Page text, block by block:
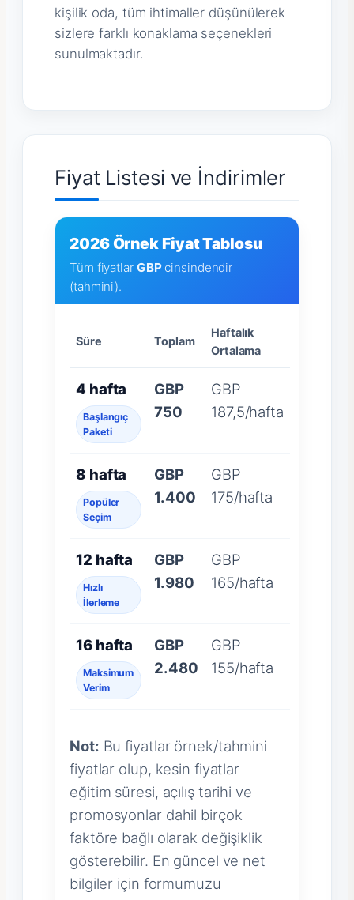
kişilik oda, tüm ihtimaller düşünülerek
sizlere farklı konaklama seçenekleri
sunulmaktadır.
Fiyat Listesi ve İndirimler
2026 Örnek Fiyat Tablosu
Tüm fiyatlar GBPcinsindendir
(tahmini).
Süre Toplam
Haftalık
Ortalama
4 hafta
Başlangıç
Paketi
GBP
750
GBP
187,5/hafta
8 hafta
Popüler
Seçim
GBP
1.400
GBP
175/hafta
12 hafta
Hızlı
İlerleme
GBP
1.980
GBP
165/hafta
16 hafta
Maksimum
Verim
GBP
2.480
GBP
155/hafta
Not: Bu fiyatlar örnek/tahmini
fiyatlar olup, kesin fiyatlar
eğitim süresi, açılış tarihi ve
promosyonlar dahil birçok
faktöre bağlı olarak değişiklik
gösterebilir. En güncel ve net
bilgiler için formumuzu